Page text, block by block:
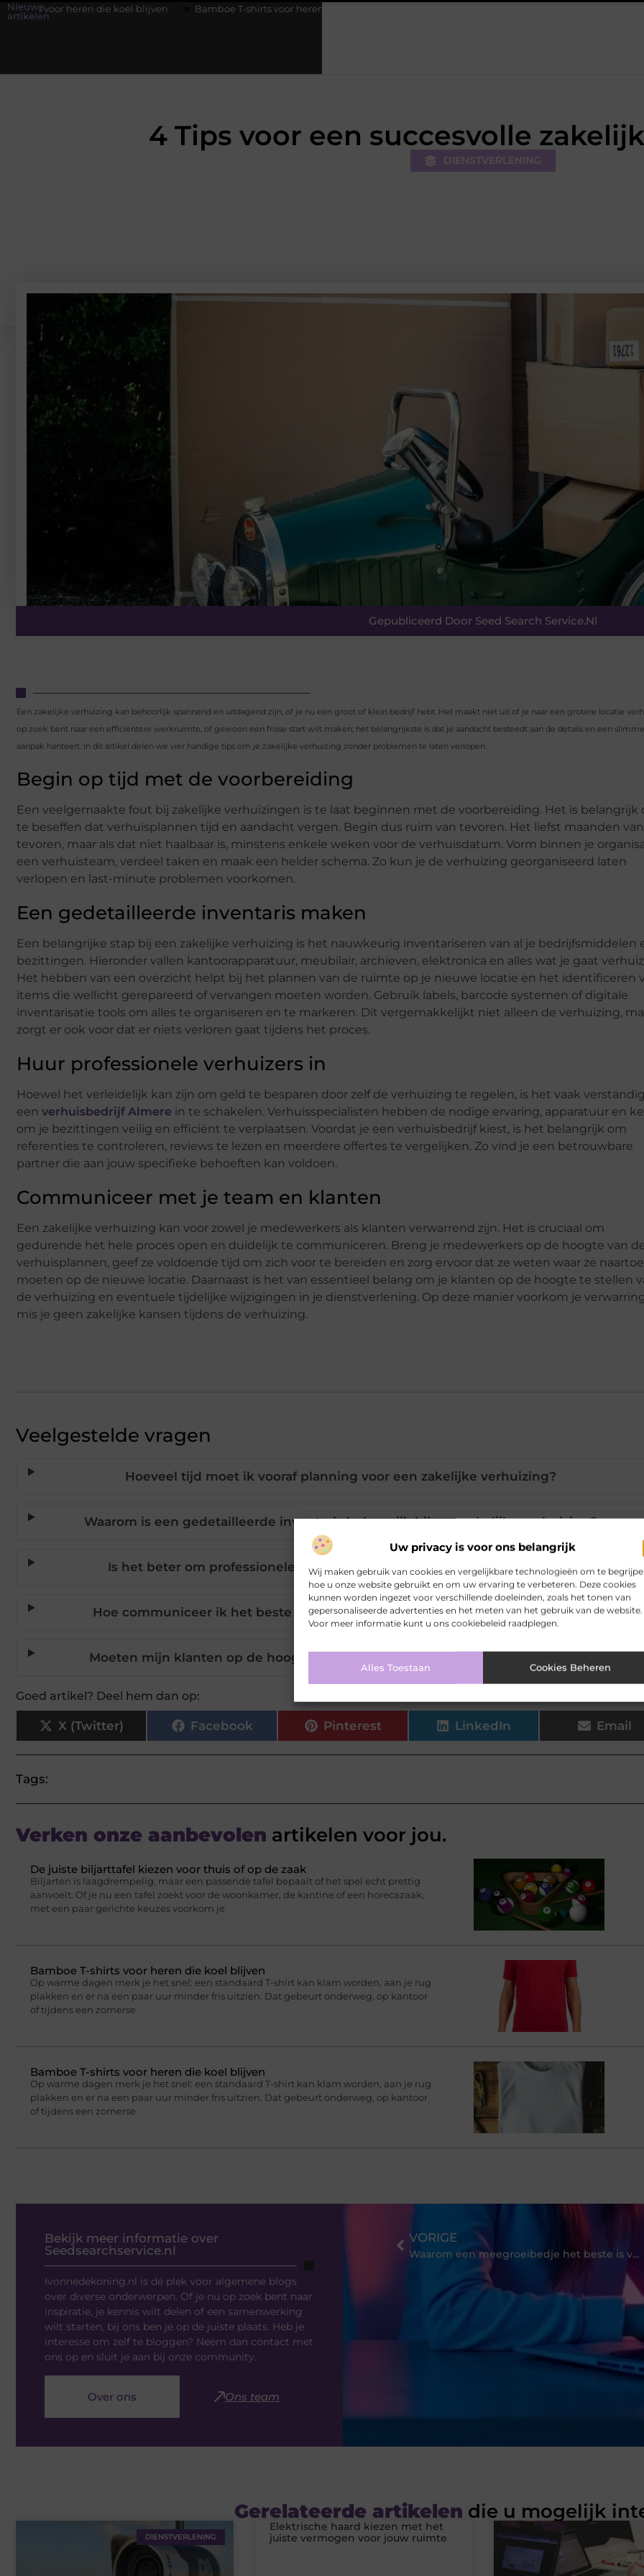
Uw privacy is voor ons belangrijk
Wij maken gebruik van cookies en vergelijkbare technologieën om te
hoe u onze website gebruikt en om uw ervaring te verbeteren. Deze cookies
kunnen worden ingezet voor verschillende doeleinden, zoals het tonen van
gepersonaliseerde advertenties en het meten van het gebruik van de website.
Voor meer informatie kunt u ons cookiebeleid raadplegen.
Alles Toestaan Cookies Beheren
Nieuwe
artikelen
die koel blijven Bamboe T-shirts voor heren die koel blijven
4 Tips voor een succesvolle
DIENSTVERLENING
Gepubliceerd Door Seed Search Service.nl
Een zakelijke verhuizing kan behoorlijk spannend en uitdagend zijn, of je nu een groot of klein bedrijf hebt. Het maakt niet uit of je naar een grotere locatie
op zoek bent naar een efficiëntere werkruimte, of gewoon een frisse start wilt maken; het belangrijkste is dat je aandacht besteedt aan de details en een slimme
aanpak hanteert. In dit artikel delen we vier handige tips om je zakelijke verhuizing zonder problemen te laten verlopen.
Begin op tijd met de voorbereiding
Een veelgemaakte fout bij zakelijke verhuizingen is te laat beginnen met de voorbereiding. Het is belangrijk
te beseffen dat verhuisplannen tijd en aandacht vergen. Begin dus ruim van tevoren. Het liefst maanden van
tevoren, maar als dat niet haalbaar is, minstens enkele weken voor de verhuisdatum. Vorm binnen je
een verhuisteam, verdeel taken en maak een helder schema. Zo kun je de verhuizing georganiseerd laten
verlopen en last-minute problemen voorkomen.
Een gedetailleerde inventaris maken
Een belangrijke stap bij een zakelijke verhuizing is het nauwkeurig inventariseren van al je bedrijfsmiddelen
bezittingen. Hieronder vallen kantoorapparatuur, meubilair, archieven, elektronica en alles wat je gaat
Het hebben van een overzicht helpt bij het plannen van de ruimte op je nieuwe locatie en het identificeren
items die wellicht gerepareerd of vervangen moeten worden. Gebruik labels, barcode systemen of digitale
inventarisatie tools om alles te organiseren en te markeren. Dit vergemakkelijkt niet alleen de verhuizing,
zorgt er ook voor dat er niets verloren gaat tijdens het proces.
Huur professionele verhuizers in
Hoewel het verleidelijk kan zijn om geld te besparen door zelf de verhuizing te regelen, is het vaak
een verhuisbedrijf Almere in te schakelen. Verhuisspecialisten hebben de nodige ervaring, apparatuur en
om je bezittingen veilig en efficiënt te verplaatsen. Voordat je een verhuisbedrijf kiest, is het belangrijk om
referenties te controleren, reviews te lezen en meerdere offertes te vergelijken. Zo vind je een betrouwbare
partner die aan jouw specifieke behoeften kan voldoen.
Communiceer met je team en klanten
Een zakelijke verhuizing kan voor zowel je medewerkers als klanten verwarrend zijn. Het is cruciaal om
gedurende het hele proces open en duidelijk te communiceren. Breng je medewerkers op de hoogte van
verhuisplannen, geef ze voldoende tijd om zich voor te bereiden en zorg ervoor dat ze weten waar ze naartoe
moeten op de nieuwe locatie. Daarnaast is het van essentieel belang om je klanten op de hoogte te stellen
de verhuizing en eventuele tijdelijke wijzigingen in je dienstverlening. Op deze manier voorkom je
mis je geen zakelijke kansen tijdens de verhuizing.
Veelgestelde vragen
Hoeveel tijd moet ik vooraf planning voor een zakelijke verhuizing?
Waarom is een gedetailleerde inventaris belangrijk bij een zakelijke verhuizing?
Is het beter om professionele verhuizers in te huren of zelf te verhuizen?
Hoe communiceer ik het beste over een zakelijke verhuizing met mijn team?
Moeten mijn klanten op de hoogte worden gesteld van de bedrijfsverhuizing?
Goed artikel? Deel hem dan op:
X (Twitter) Facebook Pinterest LinkedIn Email
Tags:
Verken onze aanbevolen artikelen voor jou.
De juiste biljarttafel kiezen voor thuis of op de zaak
Biljarten is laagdrempelig, maar een passende tafel bepaalt of het spel echt prettig
aanvoelt. Of je nu een tafel zoekt voor de woonkamer, de kantine of een horecazaak,
met een paar gerichte keuzes voorkom je
Bamboe T-shirts voor heren die koel blijven
Op warme dagen merk je het snel: een standaard T-shirt kan klam worden, aan je rug
plakken en er na een paar uur minder fris uitzien. Dat gebeurt onderweg, op kantoor
of tijdens een zomerse
Bamboe T-shirts voor heren die koel blijven
Op warme dagen merk je het snel: een standaard T-shirt kan klam worden, aan je rug
plakken en er na een paar uur minder fris uitzien. Dat gebeurt onderweg, op kantoor
of tijdens een zomerse
Bekijk meer informatie over
Seedsearchservice.nl
Ivonnedekoning.nl is dé plek voor algemene blogs
over diverse onderwerpen. Of je nu op zoek bent naar
inspiratie, je kennis wilt delen of een samenwerking
wilt starten, bij ons ben je op de juiste plaats. Heb je
interesse om zelf te bloggen? Neem dan contact met
ons op en sluit je aan bij onze community.
Over ons Ons team
VORIGE
Waarom een meegroeibedje het beste is voor je peuter
Gerelateerde artikelen die u mogelijk
DIENSTVERLENING
Elektrische haard kiezen met het
juiste vermogen voor jouw ruimte